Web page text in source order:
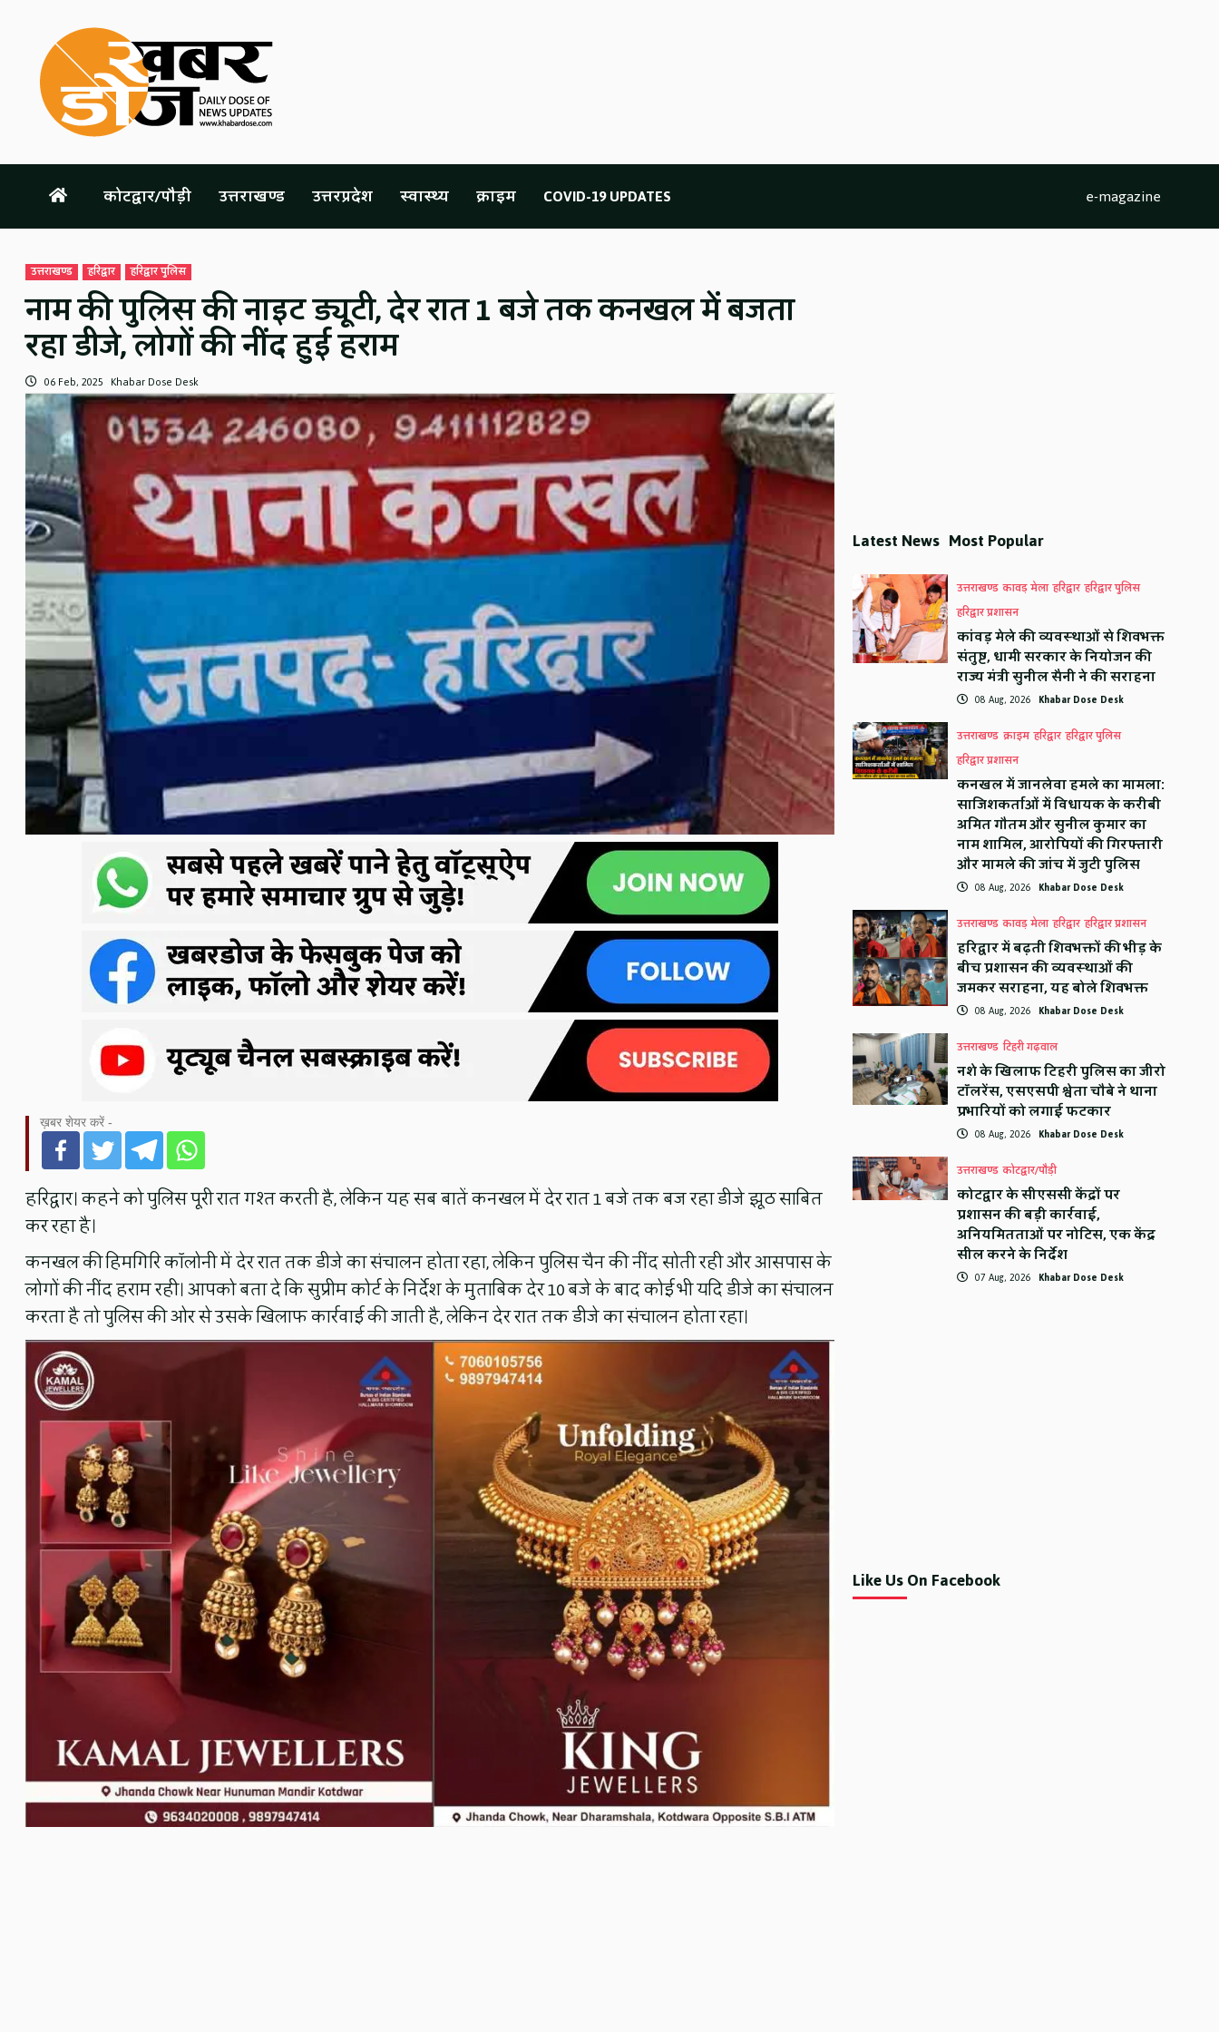
content
कोटद्वार/पौड़ी उत्तराखण्ड उत्तरप्रदेश स्वास्थ्य क्राइम COVID-19 UPDATES e-magazine
उत्तराखण्ड हरिद्वार हरिद्वार पुलिस
नाम की पुलिस की नाइट ड्यूटी, देर रात 1 बजे तक कनखल में बजता
रहा डीजे, लोगों की नींद हुई हराम
06 Feb, 2025 Khabar Dose Desk
ख़बर शेयर करें -
हरिद्वार। कहने को पुलिस पूरी रात गश्त करती है, लेकिन यह सब बातें कनखल में देर रात 1 बजे तक बज रहा डीजे झूठ साबित
कर रहा है।
कनखल की हिमगिरि कॉलोनी में देर रात तक डीजे का संचालन होता रहा, लेकिन पुलिस चैन की नींद सोती रही और आसपास के
लोगों की नींद हराम रही। आपको बता दे कि सुप्रीम कोर्ट के निर्देश के मुताबिक देर 10 बजे के बाद कोई भी यदि डीजे का संचालन
करता है तो पुलिस की ओर से उसके खिलाफ कार्रवाई की जाती है, लेकिन देर रात तक डीजे का संचालन होता रहा।
Latest News Most Popular
उत्तराखण्ड कावड़ मेला हरिद्वार हरिद्वार पुलिस
हरिद्वार प्रशासन
कांवड़ मेले की व्यवस्थाओं से शिवभक्त
संतुष्ट, धामी सरकार के नियोजन की
राज्य मंत्री सुनील सैनी ने की सराहना
08 Aug, 2026 Khabar Dose Desk
उत्तराखण्ड क्राइम हरिद्वार हरिद्वार पुलिस
हरिद्वार प्रशासन
कनखल में जानलेवा हमले का मामला:
साजिशकर्ताओं में विधायक के करीबी
अमित गौतम और सुनील कुमार का
नाम शामिल, आरोपियों की गिरफ्तारी
और मामले की जांच में जुटी पुलिस
08 Aug, 2026 Khabar Dose Desk
उत्तराखण्ड कावड़ मेला हरिद्वार हरिद्वार प्रशासन
हरिद्वार में बढ़ती शिवभक्तों की भीड़ के
बीच प्रशासन की व्यवस्थाओं की
जमकर सराहना, यह बोले शिवभक्त
08 Aug, 2026 Khabar Dose Desk
उत्तराखण्ड टिहरी गढ़वाल
नशे के खिलाफ टिहरी पुलिस का जीरो
टॉलरेंस, एसएसपी श्वेता चौबे ने थाना
प्रभारियों को लगाई फटकार
08 Aug, 2026 Khabar Dose Desk
उत्तराखण्ड कोटद्वार/पौड़ी
कोटद्वार के सीएससी केंद्रों पर
प्रशासन की बड़ी कार्रवाई,
अनियमितताओं पर नोटिस, एक केंद्र
सील करने के निर्देश
07 Aug, 2026 Khabar Dose Desk
Like Us On Facebook